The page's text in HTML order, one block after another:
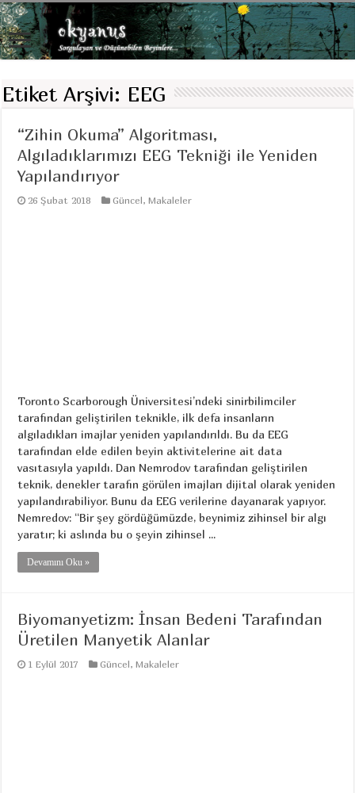
Etiket Arşivi: EEG
“Zihin Okuma” Algoritması,
Algıladıklarımızı EEG Tekniği ile Yeniden
Yapılandırıyor
26 Şubat 2018 Güncel,Makaleler
Toronto Scarborough Üniversitesi’ndeki sinirbilimciler
tarafından geliştirilen teknikle, ilk defa insanların
algıladıkları imajlar yeniden yapılandırıldı. Bu da EEG
tarafından elde edilen beyin aktivitelerine ait data
vasıtasıyla yapıldı. Dan Nemrodov tarafından geliştirilen
teknik, denekler tarafın görülen imajları dijital olarak yeniden
yapılandırabiliyor. Bunu da EEG verilerine dayanarak yapıyor.
Nemredov: “Bir şey gördüğümüzde, beynimiz zihinsel bir algı
yaratır; ki aslında bu o şeyin zihinsel ...
Devamını Oku »
Biyomanyetizm: İnsan Bedeni Tarafından
Üretilen Manyetik Alanlar
1 Eylül 2017 Güncel,Makaleler